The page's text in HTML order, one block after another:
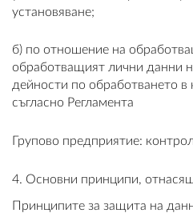
установяване;
б) по отношение на
обработващият лични данни
дейности по обработването
съгласно Регламента
Групово предприятие:
4. Основни принципи,
Принципите за защита на